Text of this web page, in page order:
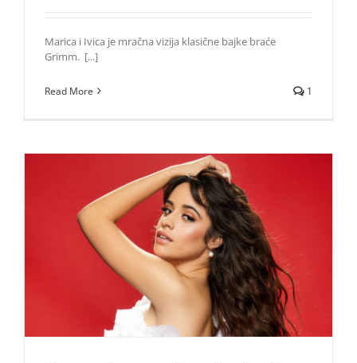
Marica i Ivica je mračna vizija klasične bajke braće
Grimm. [...]
Read More 1
Šta za sad znamo o filmu „Pepeljuga“ sa Camilom Cabelo
u glavnoj ulozi
Zvezde